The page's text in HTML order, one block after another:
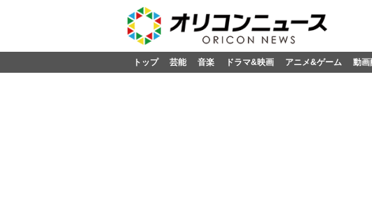
トップ 芸能 音楽 ドラマ&映画 アニメ&ゲーム 動画